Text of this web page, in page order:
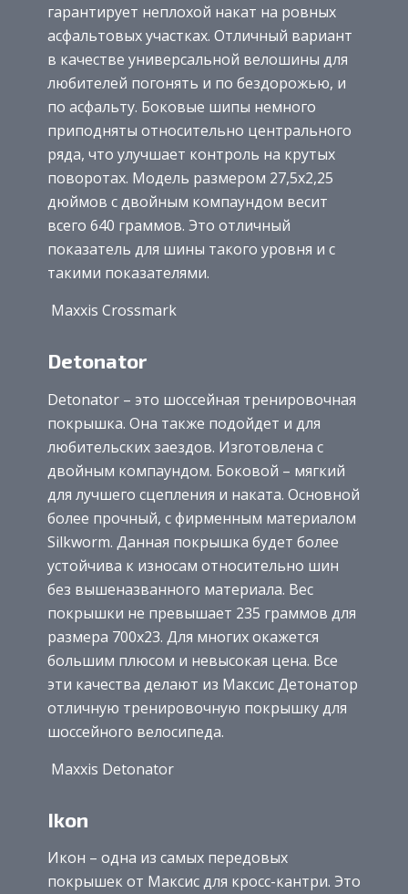
гарантирует неплохой накат на ровных
асфальтовых участках. Отличный вариант
в качестве универсальной велошины для
любителей погонять и по бездорожью, и
по асфальту. Боковые шипы немного
приподняты относительно центрального
ряда, что улучшает контроль на крутых
поворотах. Модель размером 27,5х2,25
дюймов с двойным компаундом весит
всего 640 граммов. Это отличный
показатель для шины такого уровня и с
такими показателями.
Maxxis Crossmark
Detonator
Detonator – это шоссейная тренировочная
покрышка. Она также подойдет и для
любительских заездов. Изготовлена с
двойным компаундом. Боковой – мягкий
для лучшего сцепления и наката. Основной
более прочный, с фирменным материалом
Silkworm. Данная покрышка будет более
устойчива к износам относительно шин
без вышеназванного материала. Вес
покрышки не превышает 235 граммов для
размера 700х23. Для многих окажется
большим плюсом и невысокая цена. Все
эти качества делают из Максис Детонатор
отличную тренировочную покрышку для
шоссейного велосипеда.
Maxxis Detonator
Ikon
Икон – одна из самых передовых
покрышек от Максис для кросс-кантри. Это